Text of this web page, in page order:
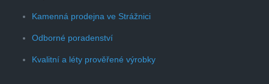
Kamenná prodejna ve Strážnici
Odborné poradenství
Kvalitní a léty prověřené výrobky